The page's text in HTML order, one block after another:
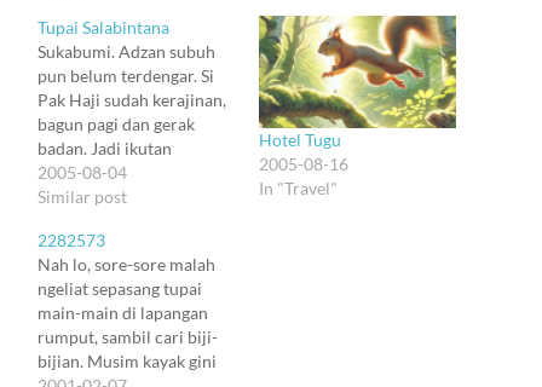
Tupai Salabintana
Sukabumi. Adzan subuh
pun belum terdengar. Si
Pak Haji sudah kerajinan,
bagun pagi dan gerak
badan. Jadi ikutan
bangun, di tengah beku
udara Salabintana.
kalau jendela kamar
dibuka semalaman kayak
aku. Abis subuh, Pak
Hajinya bobo, dan aku
bingung mau ngapain.
Mandi. Bikin review.
2005-08-04
Similar post
Hotel Tugu
2005-08-16
In "Travel"
2282573
Nah lo, sore-sore malah
ngeliat sepasang tupai
main-main di lapangan
rumput, sambil cari biji-
bijian. Musim kayak gini